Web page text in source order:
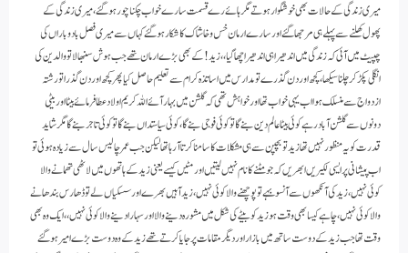
میری زندگی کے حالات بھی خوشگوار ہوتے مگر ہائے رے قسمت سارے خواب چکناچور ہو گئے ، میری زندگی کے
پھول کھلنے سے پہلے ہی مرجھا گئے اور سارے ارمان خس وخاشاک کا شکار ہو گئے کہاں سے میری فصل باد و باراں کی
چپیٹ میں آئی کہ زندگی میں اندھیرا ہی اندھیرا چھا گیا،، زید! کے بھی بڑے ارمان تھے جب ہوش سنبھالا تو والدین کی
انگلی پکڑ کر چلنا سیکھا، کچھ اور دن گذرے تو مدارس میں اساتذہ کرام سے تعلیم حاصل کیا پھر کچھ اور دن گذرا تو رشتہ
ازدواج سے منسلک ہوا اب یہی خواب تھا اور خواہش تھی کہ گلشن میں بہار آئے اللہ کریم اولاد عطا فرمائے بیٹا اور بیٹی
دونوں سے گلشن آباد رہے کوئی بیٹا عالم دین بنے گا تو کوئی فوجی بنے گا، کوئی سیاستداں بنے گا تو کوئی تاجر بنے گا مگر شاید
قدرت کو یہ منظور نہیں تھا زید تو بچپن سے ہی مشکلات کا سامنا کرتا آرہا تھا لیکن جب عمر چالیس سال سے زیادہ ہوئی تو
اب پیشانی پر ایسی لکیریں ابھریں کہ جو مٹنے کا نام نہیں لیتیں اور مٹیں کیسے یعنی زید کے ہاتھوں میں لاٹھی تھمانے والا
کوئی نہیں، زید کی آنکھوں سے آنسو بہے تو پوچھنے والا کوئی نہیں، زید آہیں بھرے اور سسکیاں لے تو ڈھارس بندھانے
والا کوئی نہیں، چاہے کیسا بھی وقت ہو زید کو بیٹے کی شکل میں مشورہ دینے والا اور سہارا دینے والا کوئی نہیں ،، ایک وہ بھی
وقت تھا جب زید کے دوست ساتھ میں بازار اور دیگر مقامات پر جایا کرتے تھے زید کے وہ دوست بڑے امیر ہوگئے